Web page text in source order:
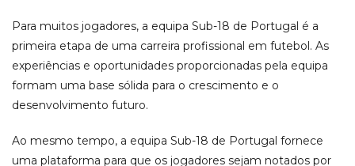
Para muitos jogadores, a equipa Sub-18 de Portugal é a
primeira etapa de uma carreira profissional em futebol. As
experiências e oportunidades proporcionadas pela equipa
formam uma base sólida para o crescimento e o
desenvolvimento futuro.
Ao mesmo tempo, a equipa Sub-18 de Portugal fornece
uma plataforma para que os jogadores sejam notados por